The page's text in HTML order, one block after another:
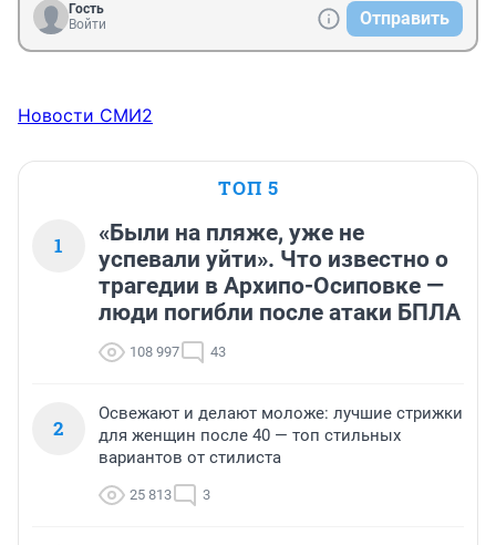
Гость
Войти
Отправить
Новости СМИ2
ТОП 5
1
«Были на пляже, уже не
успевали уйти». Что известно о
трагедии в Архипо-Осиповке —
люди погибли после атаки БПЛА
108 997 43
2
Освежают и делают моложе: лучшие стрижки
для женщин после 40 — топ стильных
вариантов от стилиста
25 813 3